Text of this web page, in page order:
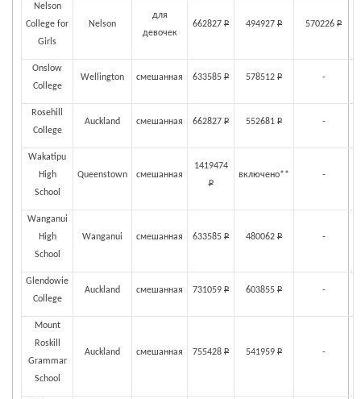
Nelson
College for
Girls
Nelson
для
девочек
662827 Р 494927 Р 570226 Р
Onslow
College
Wellington смешанная 633585 Р 578512 Р -
Rosehill
College
Auckland смешанная 662827 Р 552681 Р -
Wakatipu
High
School
Queenstown смешанная
1419474
Р
включено** -
Wanganui
High
School
Wanganui смешанная 633585 Р 480062 Р -
Glendowie
College
Auckland смешанная 731059 Р 603855 Р -
Mount
Roskill
Grammar
School
Auckland смешанная 755428 Р 541959 Р -